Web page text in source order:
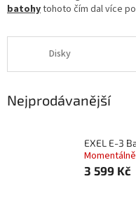
batohytohoto čím dal více
Disky
Nejprodávanější
EXEL E-3
3 599 Kč